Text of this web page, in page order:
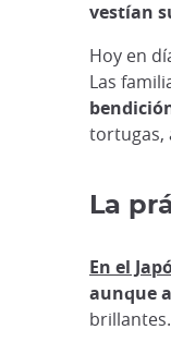
vestían
Hoy en
Las
tortugas,
La
En el
aunque